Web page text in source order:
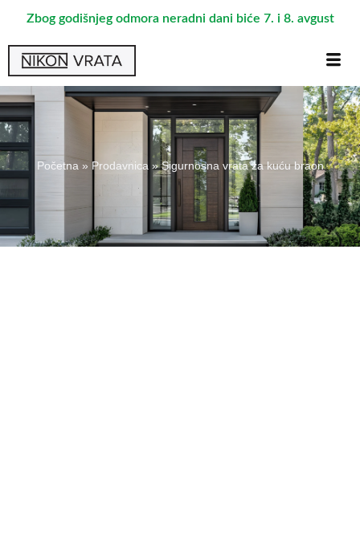
Zbog godišnjeg odmora neradni dani biće 7. i 8. avgust
Početna» Prodavnica»Sigurnosna vrata za kuću braon